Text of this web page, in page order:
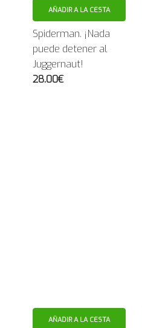
AÑADIR A LA CESTA
Spiderman. ¡Nada
puede detener al
Juggernaut!
28.00€
AÑADIR A LA CESTA